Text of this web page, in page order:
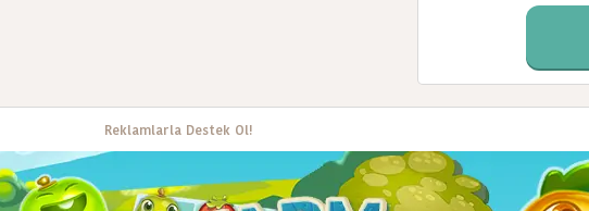
Reklamlarla Destek Ol!